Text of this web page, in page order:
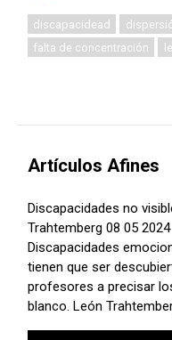
discapacidead
falta de concentración
Artículos Afines
Discapacidades no
Trahtemberg 08 05 2024
Discapacidades
tienen que ser
profesores a precisar
blanco. León